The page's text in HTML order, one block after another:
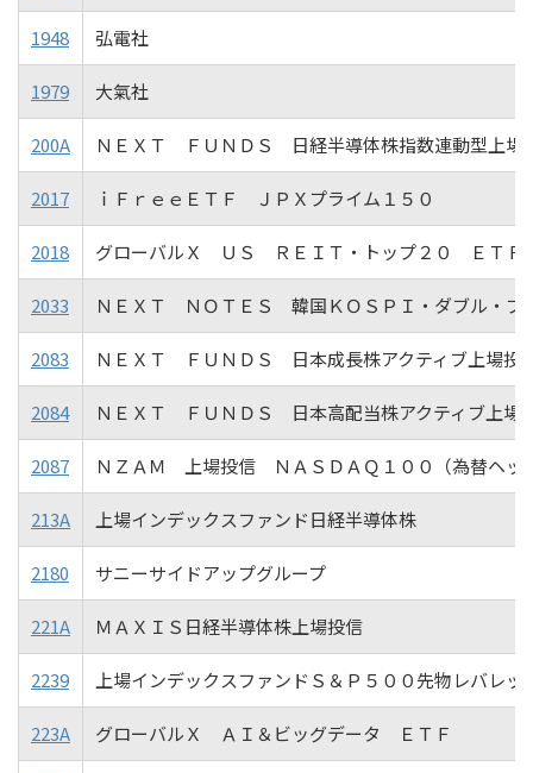
1948 弘電社
1979 大氣社
200A ＮＥＸＴ ＦＵＮＤＳ 日経半導体株指数連動型上場
2017 ｉＦｒｅｅＥＴＦ ＪＰＸプライム１５０
2018 グローバルＸ ＵＳ ＲＥＩＴ・トップ２０ ＥＴＦ
2033 ＮＥＸＴ ＮＯＴＥＳ 韓国ＫＯＳＰＩ・ダブル・
2083 ＮＥＸＴ ＦＵＮＤＳ 日本成長株アクティブ上場投
2084 ＮＥＸＴ ＦＵＮＤＳ 日本高配当株アクティブ上場
2087 ＮＺＡＭ 上場投信 ＮＡＳＤＡＱ１００（為替ヘッ
213A 上場インデックスファンド日経半導体株
2180 サニーサイドアップグループ
221A ＭＡＸＩＳ日経半導体株上場投信
2239 上場インデックスファンドＳ＆Ｐ５００先物レバレッ
223A グローバルＸ ＡＩ＆ビッグデータ ＥＴＦ